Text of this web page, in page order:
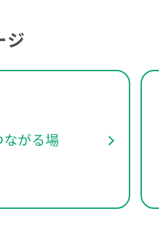
ジ
ながる場